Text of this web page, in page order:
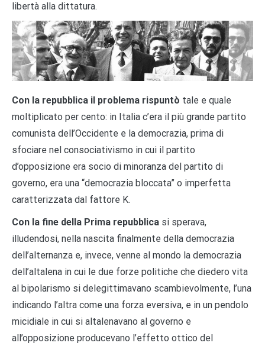
libertà alla dittatura.
Con la repubblica il problema rispuntò tale e quale
moltiplicato per cento: in Italia c’era il più grande partito
comunista dell’Occidente e la democrazia, prima di
sfociare nel consociativismo in cui il partito
d’opposizione era socio di minoranza del partito di
governo, era una “democrazia bloccata” o imperfetta
caratterizzata dal fattore K.
Con la fine della Prima repubblica si sperava,
illudendosi, nella nascita finalmente della democrazia
dell’alternanza e, invece, venne al mondo la democrazia
dell’altalena in cui le due forze politiche che diedero vita
al bipolarismo si delegittimavano scambievolmente, l’una
indicando l’altra come una forza eversiva, e in un pendolo
micidiale in cui si altalenavano al governo e
all’opposizione producevano l’effetto ottico del